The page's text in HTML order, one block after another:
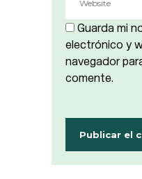
Guarda mi
electrónico y
navegador
comente.